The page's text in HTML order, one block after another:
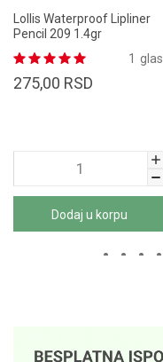
Lollis Waterproof Lipliner
Pencil 209 1.4gr
glas
1
275,00 RSD
Dodaj u korpu